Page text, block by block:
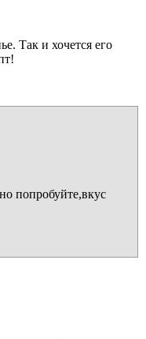
Так и хочется его
попробуйте,вкус